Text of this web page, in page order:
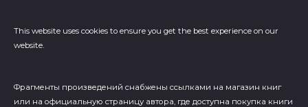
This website uses cookies to ensure you get the best experience on our
website.
Фрагменты произведений cнабжены ссылками на магазин книг
или на официальную страницу автора, где доступна покупка книги